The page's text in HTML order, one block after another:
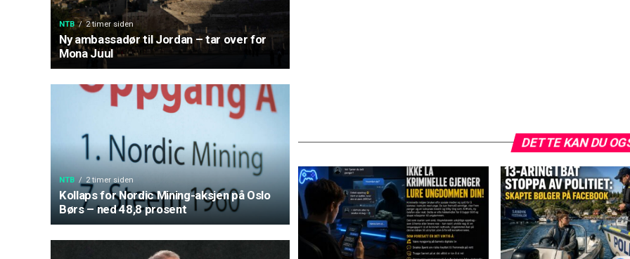
NTB 2 timer siden
Ny ambassadør til Jordan – tar over for
Mona Juul
NTB 2 timer siden
Kollaps for Nordic Mining-aksjen på Oslo
Børs – ned 48,8 prosent
DETTE KAN DU